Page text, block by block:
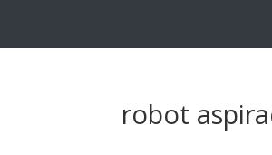
robot